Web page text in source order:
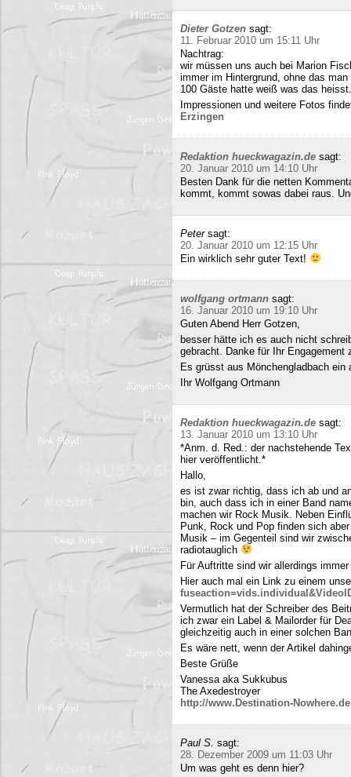
Dieter Gotzen sagt:
11. Februar 2010 um 15:11 Uhr
Nachtrag:
wir müssen uns auch bei Marion
immer im Hintergrund, ohne das
100 Gäste hatte weiß was das heisst.
Impressionen und weitere Fotos
Erzingen
Redaktion hueckwagazin.de sagt:
20. Januar 2010 um 14:10 Uhr
Besten Dank für die netten
kommt, kommt sowas dabei raus.
Peter sagt:
20. Januar 2010 um 12:15 Uhr
Ein wirklich sehr guter Text!
wolfgang ortmann sagt:
16. Januar 2010 um 19:10 Uhr
Guten Abend Herr Gotzen,
besser hätte ich es auch nicht
gebracht. Danke für Ihr Engagement
Es grüsst aus Mönchengladbach ein
Ihr Wolfgang Ortmann
Redaktion hueckwagazin.de sagt:
13. Januar 2010 um 13:10 Uhr
*Anm. d. Red.: der nachstehende
hier veröffentlicht.*
Hallo,
es ist zwar richtig, dass ich ab und
bin, auch dass ich in einer Band
machen wir Rock Musik. Neben
Punk, Rock und Pop finden sich
Musik – im Gegenteil sind wir
radiotauglich
Für Auftritte sind wir allerdings
Hier auch mal ein Link zu einem
Vermutlich hat der Schreiber des
ich zwar ein Label & Mailorder für
gleichzeitig auch in einer solchen
Es wäre nett, wenn der Artikel
Beste Grüße
Vanessa aka Sukkubus
The Axedestroyer
http://www.Destination-Nowhere.de
Paul S. sagt:
28. Dezember 2009 um 11:03 Uhr
Um was geht es denn hier?